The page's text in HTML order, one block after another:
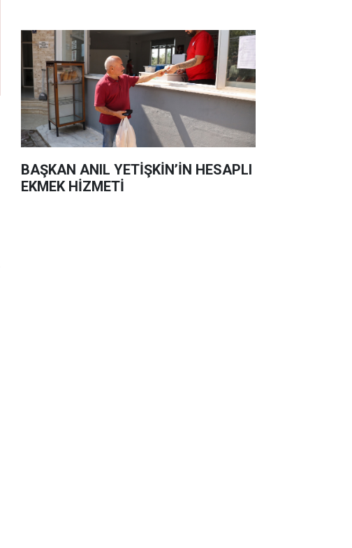
BAŞKAN ANIL YETİŞKİN’İN HESAPLI
EKMEK HİZMETİ